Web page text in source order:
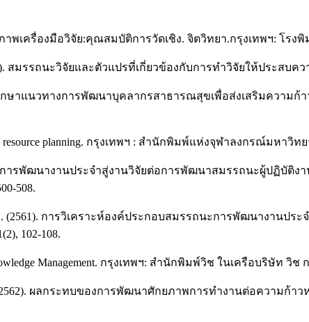
เครื่องมือวิจัย:คุณสมบัติการวัดเชิง. จิตวิทยา.กรุงเทพฯ: โรง
มรรถนะวิจัยและตัวแปรที่เกี่ยวข้องกับการทำวิจัยให้ประสบค
ษาแนวทางการพัฒนาบุคลากรสาธารณสุขเพื่อส่งเสริมความ
planning. กรุงเทพฯ : สำนักพิมพ์แห่งจุฬาลงกรณ์มหาวิท
ารพัฒนางานประจำสู่งานวิจัยต่อการพัฒนาสมรรถนะผู้ปฏิบัติ
508.
การวิเคราะห์องค์ประกอบสมรรถนะการพัฒนางานปร
102-108.
Management. กรุงเทพฯ: สำนักพิมพ์วิช ในเครือบริษัท วิช
ผลกระทบของการพัฒนาศักยภาพการทำงานต่อความก้าว